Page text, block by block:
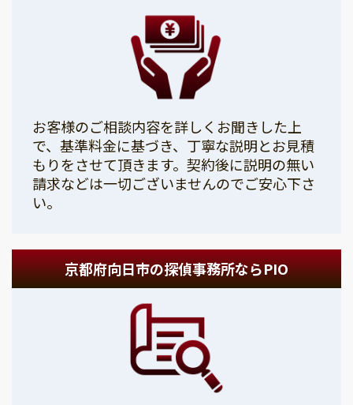
お客様のご相談内容を詳しくお聞きした上
で、基準料金に基づき、丁寧な説明とお見積
もりをさせて頂きます。契約後に説明の無い
請求などは一切ございませんのでご安心下さ
い。
京都府向日市の探偵事務所ならPIO